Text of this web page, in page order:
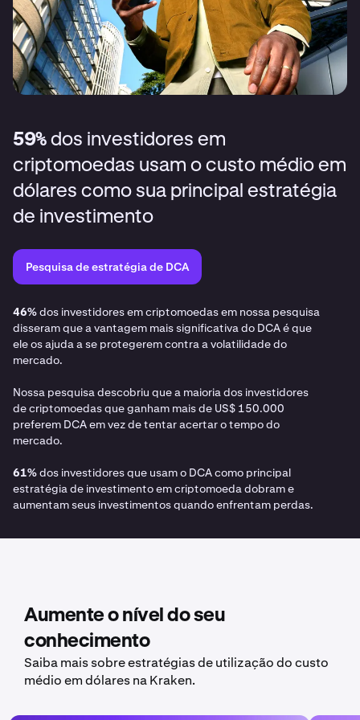
59% dos investidores em
criptomoedas usam o custo médio em
dólares como sua principal estratégia
de investimento
Pesquisa de estratégia de DCA
46%dos investidores em criptomoedas em nossa pesquisa
disseram que a vantagem mais significativa do DCA é que
ele os ajuda a se protegerem contra a volatilidade do
mercado.
Nossa pesquisa descobriu que a maioria dos investidores
de criptomoedas que ganham mais de US$ 150.000
preferem DCA em vez de tentar acertar o tempo do
mercado.
61%dos investidores que usam o DCA como principal
estratégia de investimento em criptomoeda dobram e
aumentam seus investimentos quando enfrentam perdas.
Aumente o nível do seu
conhecimento
Saiba mais sobre estratégias de utilização do custo
médio em dólares na Kraken.